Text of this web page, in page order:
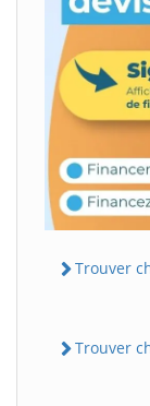
Trouver
Trouver